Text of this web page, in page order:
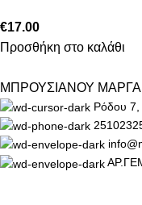
€17.00
Προσθήκη στο καλάθι
ΜΠΡΟΥΣΙΑΝΟΥ
Ρόδου